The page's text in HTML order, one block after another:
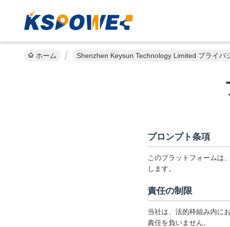
ホーム Shenzhen Keysun Technology Limited プライバ
プロンプト条項
このプラットフォームは
します。
責任の制限
当社は、法的枠組み内に
責任を負いません。